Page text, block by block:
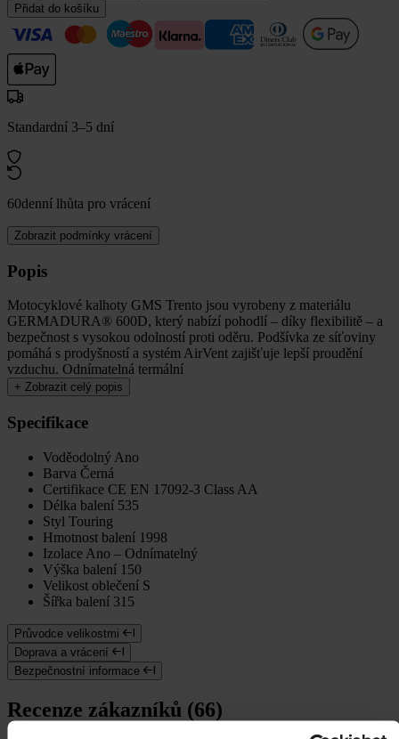
Přidat do košíku
Standardní 3–5 dní
60denní lhůta pro vrácení
Zobrazit podmínky vrácení
Popis
Motocyklové kalhoty GMS Trento jsou vyrobeny z materiálu
GERMADURA® 600D, který nabízí pohodlí – díky flexibilitě – a
bezpečnost s vysokou odolností proti oděru. Podšívka ze síťoviny
pomáhá s prodyšností a systém AirVent zajišťuje lepší proudění
vzduchu. Odnímatelná termální
+ Zobrazit celý popis
Specifikace
Voděodolný Ano
Barva Černá
Certifikace CE EN 17092-3 Class AA
Délka balení 535
Styl Touring
Hmotnost balení 1998
Izolace Ano – Odnímatelný
Výška balení 150
Velikost oblečení S
Šířka balení 315
Průvodce velikostmi
Doprava a vrácení
Bezpečnostní informace
Recenze zákazníků (66)